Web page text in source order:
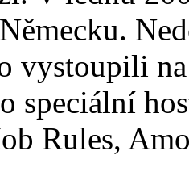
vystoupili
speciální
Rules,